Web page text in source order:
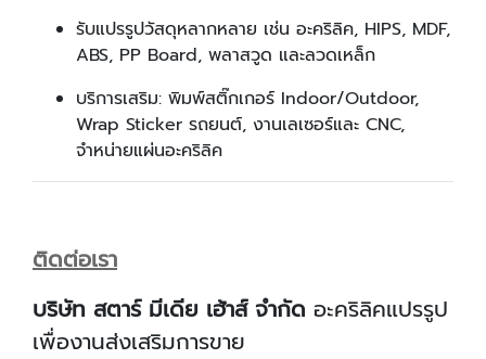
รับแปรรูปวัสดุหลากหลาย เช่น อะคริลิค, HIPS, MDF,
ABS, PP Board, พลาสวูด และลวดเหล็ก
บริการเสริม: พิมพ์สติ๊กเกอร์ Indoor/Outdoor,
Wrap Sticker รถยนต์, งานเลเซอร์และ CNC,
จำหน่ายแผ่นอะคริลิค
ติดต่อเรา
บริษัท สตาร์ มีเดีย เฮ้าส์ จำกัด อะคริลิคแปรรูป
เพื่องานส่งเสริมการขาย